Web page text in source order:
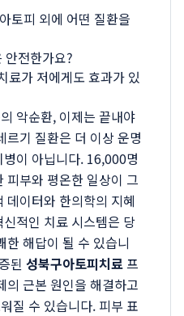
토피 외에 어떤 질환을
안전한가요?
료가 저에게도 효과가 있
악순환, 이제는 끝내야
르기 질환은 더 이상 운명
이 아닙니다. 16,000명
피부와 평온한 일상이 그
데이터와 한의학의 지혜
신적인 치료 시스템은 당
한 해답이 될 수 있습니
된 성북구아토피치료프
의 근본 원인을 해결하고
질 수 있습니다. 피부 표